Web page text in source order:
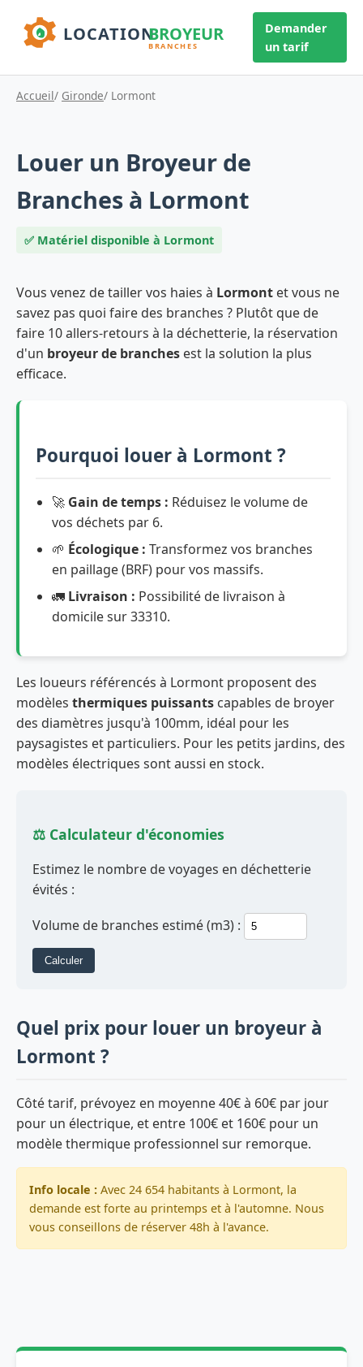
Demander
un tarif
Accueil/ Gironde/ Lormont
Louer un Broyeur de
Branches à Lormont
✅ Matériel disponible à Lormont
Vous venez de tailler vos haies à Lormont et vous ne
savez pas quoi faire des branches ? Plutôt que de
faire 10 allers-retours à la déchetterie, la réservation
d'un broyeur de branches est la solution la plus
efficace.
Pourquoi louer à Lormont ?
🚀 Gain de temps : Réduisez le volume de
vos déchets par 6.
🌱 Écologique : Transformez vos branches
en paillage (BRF) pour vos massifs.
🚛 Livraison : Possibilité de livraison à
domicile sur 33310.
Les loueurs référencés à Lormont proposent des
modèles thermiques puissants capables de broyer
des diamètres jusqu'à 100mm, idéal pour les
paysagistes et particuliers. Pour les petits jardins, des
modèles électriques sont aussi en stock.
⚖️ Calculateur d'économies
Estimez le nombre de voyages en déchetterie
évités :
Volume de branches estimé (m3) :
Calculer
Quel prix pour louer un broyeur à
Lormont ?
Côté tarif, prévoyez en moyenne 40€ à 60€ par jour
pour un électrique, et entre 100€ et 160€ pour un
modèle thermique professionnel sur remorque.
Info locale : Avec 24 654 habitants à Lormont, la
demande est forte au printemps et à l'automne. Nous
vous conseillons de réserver 48h à l'avance.